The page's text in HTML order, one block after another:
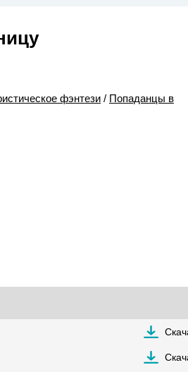
фэнтези / Попаданцы в